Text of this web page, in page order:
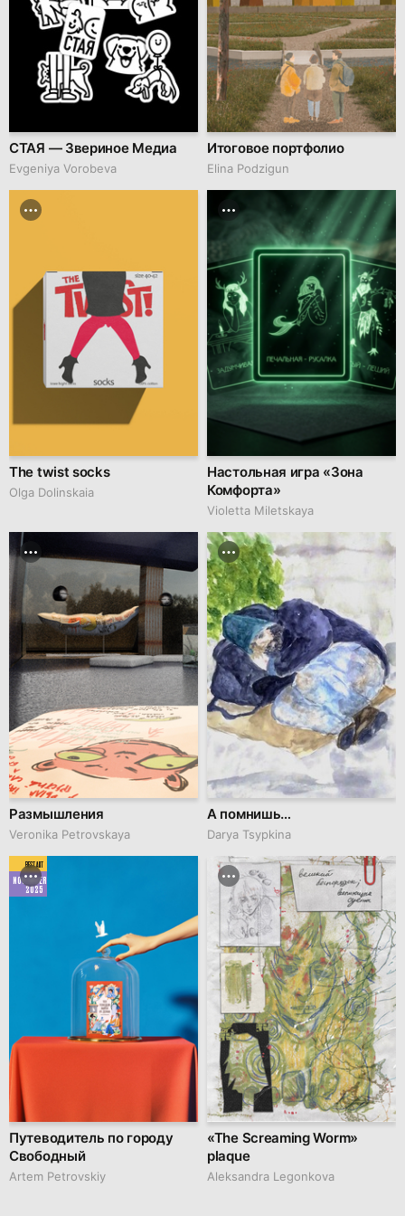
СТАЯ — Звериное Медиа
Evgeniya Vorobeva
Итоговое портфолио
Elina Podzigun
The twist socks
Olga Dolinskaia
Настольная игра «Зона
Комфорта»
Violetta Miletskaya
Размышления
Veronika Petrovskaya
А помнишь…
Darya Tsypkina
BEST ART
NOVEMBER
2025
Путеводитель по городу
Свободный
Artem Petrovskiy
«The Screaming Worm»
plaque
Aleksandra Legonkova